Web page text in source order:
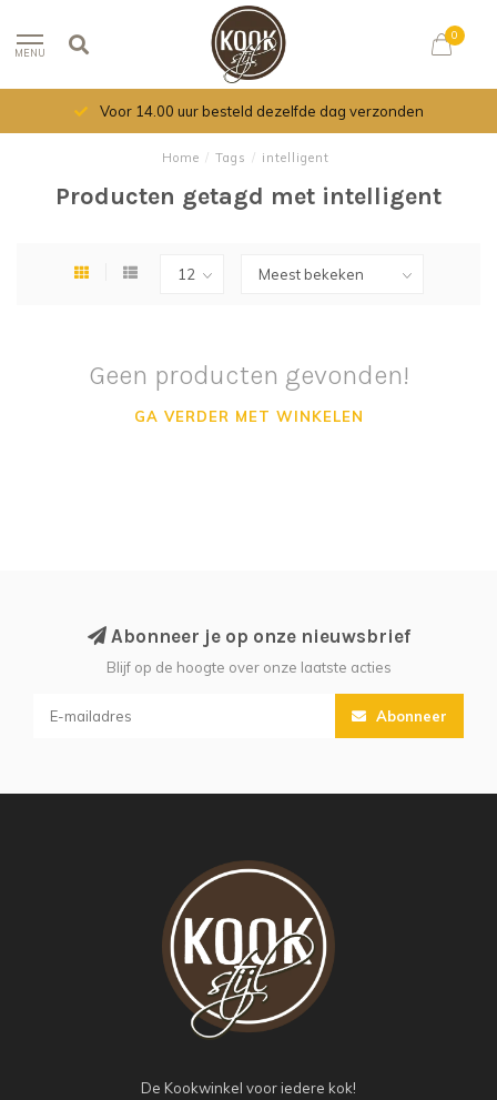
MENU
0
Voor 14.00 uur besteld dezelfde dag verzonden
Home / Tags / intelligent
Producten getagd met intelligent
Geen producten gevonden!
GA VERDER MET WINKELEN
Abonneer je op onze nieuwsbrief
Blijf op de hoogte over onze laatste acties
Abonneer
De Kookwinkel voor iedere kok!